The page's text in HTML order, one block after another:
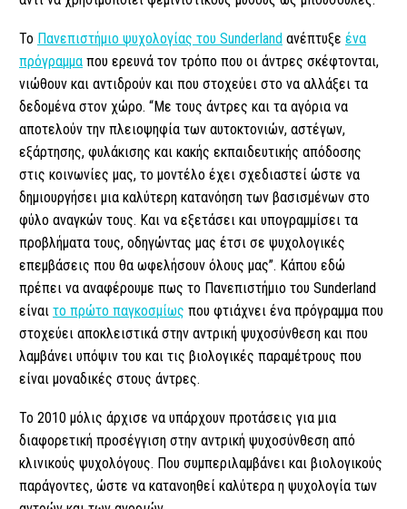
Το Πανεπιστήμιο ψυχολογίας του Sunderland ανέπτυξε ένα
πρόγραμμα που ερευνά τον τρόπο που οι άντρες σκέφτονται,
νιώθουν και αντιδρούν και που στοχεύει στο να αλλάξει τα
δεδομένα στον χώρο. “Με τους άντρες και τα αγόρια να
αποτελούν την πλειοψηφία των αυτοκτονιών, αστέγων,
εξάρτησης, φυλάκισης και κακής εκπαιδευτικής απόδοσης
στις κοινωνίες μας, το μοντέλο έχει σχεδιαστεί ώστε να
δημιουργήσει μια καλύτερη κατανόηση των βασισμένων στο
φύλο αναγκών τους. Και να εξετάσει και υπογραμμίσει τα
προβλήματα τους, οδηγώντας μας έτσι σε ψυχολογικές
επεμβάσεις που θα ωφελήσουν όλους μας”. Κάπου εδώ
πρέπει να αναφέρουμε πως το Πανεπιστήμιο του Sunderland
είναι το πρώτο παγκοσμίως που φτιάχνει ένα πρόγραμμα που
στοχεύει αποκλειστικά στην αντρική ψυχοσύνθεση και που
λαμβάνει υπόψιν του και τις βιολογικές παραμέτρους που
είναι μοναδικές στους άντρες.
Το 2010 μόλις άρχισε να υπάρχουν προτάσεις για μια
διαφορετική προσέγγιση στην αντρική ψυχοσύνθεση από
κλινικούς ψυχολόγους. Που συμπεριλαμβάνει και βιολογικούς
παράγοντες, ώστε να κατανοηθεί καλύτερα η ψυχολογία των